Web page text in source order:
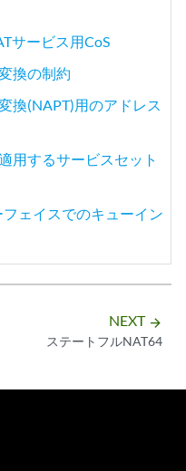
サービス用CoS
換の制約
換(NAPT)用のアドレス
用するサービスセット
ェイスでのキューイン
NEXT arrow_forward
ステートフルNAT64